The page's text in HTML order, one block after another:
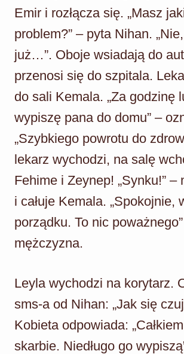
Emir i rozłącza się. „Masz
problem?” – pyta Nihan.
już…”. Oboje wsiadają do
przenosi się do szpitala.
do sali Kemala. „Za godzinę
wypiszę pana do domu” –
„Szybkiego powrotu do
lekarz wychodzi, na salę
Fehime i Zeynep! „Synku!” –
i całuje Kemala. „Spokojnie,
porządku. To nic
mężczyzna.
Leyla wychodzi na korytarz.
sms-a od Nihan: „Jak się
Kobieta odpowiada:
skarbie. Niedługo go